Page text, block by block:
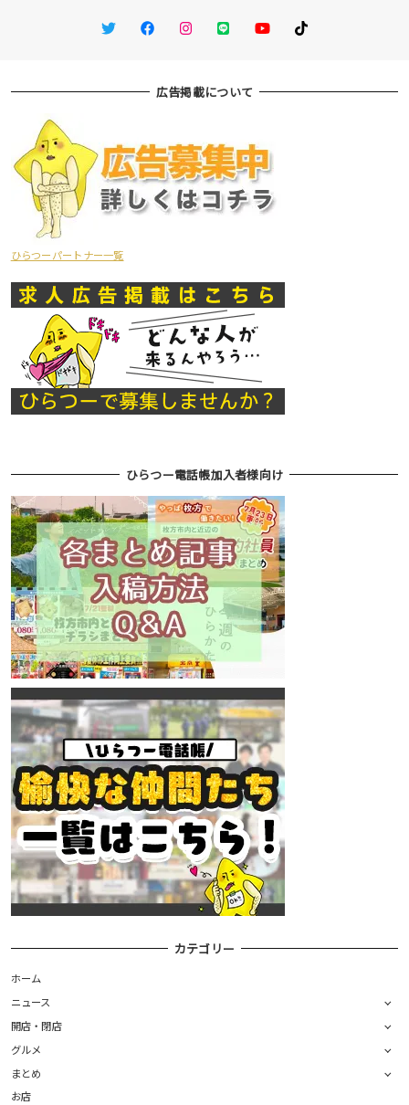
TwitterFacebookInstagram
LINE You TubeTikTok
広告掲載について
ひらつーパートナー一覧
ひらつー電話帳加入者様向け
カテゴリー
ホーム
ニュース
開店・閉店
グルメ
まとめ
お店